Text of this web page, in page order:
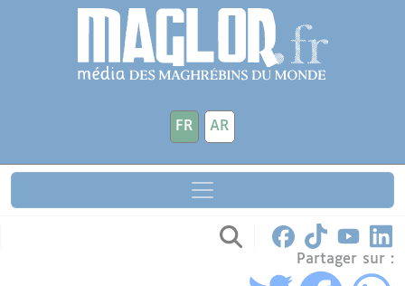
Aller au contenu principal
FR AR
Partager sur :
Panneau de gestion des cookies